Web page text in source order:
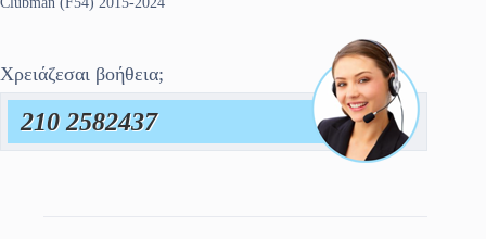
Χρειάζεσαι βοήθεια;
210 2582437